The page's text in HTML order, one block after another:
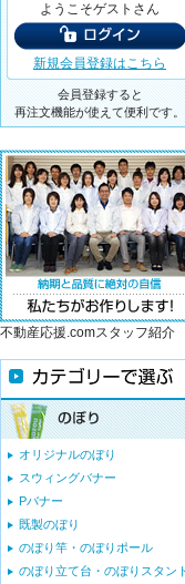
ようこそゲストさん
新規会員登録はこちら
会員登録すると
再注文機能が使えて便利です。
不動産応援.comスタッフ紹介
オリジナルのぼり
スウィングバナー
Pバナー
既製のぼり
のぼり竿・のぼりポール
のぼり立て台・のぼりスタン